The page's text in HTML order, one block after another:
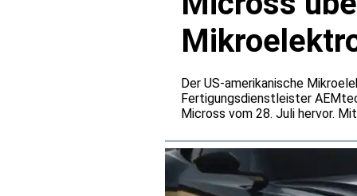
Der US-amerikanische
Fertigungsdienstleister
Micross vom 28. Juli hervor.
Berlin und Dresden sollen
Unternehmens in Europa